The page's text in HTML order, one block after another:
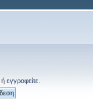
ή εγγραφείτε